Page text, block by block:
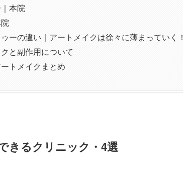
本院
ーの違い｜アートメイクは徐々に薄まっていく！
と副作用について
トメイクまとめ
きるクリニック・4選